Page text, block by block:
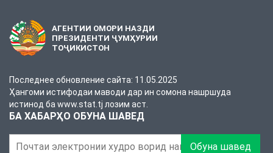
АГЕНТИИ ОМОРИ НАЗДИ
ПРЕЗИДЕНТИ ҶУМҲУРИИ
ТОҶИКИСТОН
Последнее обновление сайта: 11.05.2025
Ҳангоми истифодаи маводи дар ин сомона нашршуда
истинод ба www.stat.tj лозим аст.
БА ХАБАРҲО ОБУНА ШАВЕД
Обуна шавед